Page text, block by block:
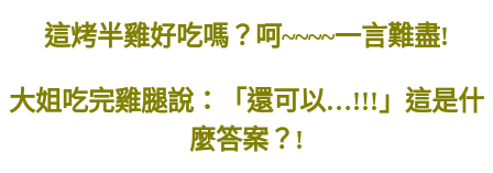
這烤半雞好吃嗎？呵~~~~一言難盡!
大姐吃完雞腿說：「還可以…!!!」這是什
麼答案？!